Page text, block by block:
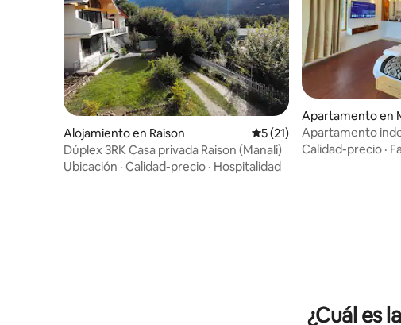
Alojamiento en Raison Calificación promedio: 5 de
5 (21)
Dúplex 3RK Casa privada Raison (Manali)
Ubicación · Calidad-precio · Hospitalidad
Apartamento en
Apartamento
habitación y
Calidad-precio ·
¿Cuál es